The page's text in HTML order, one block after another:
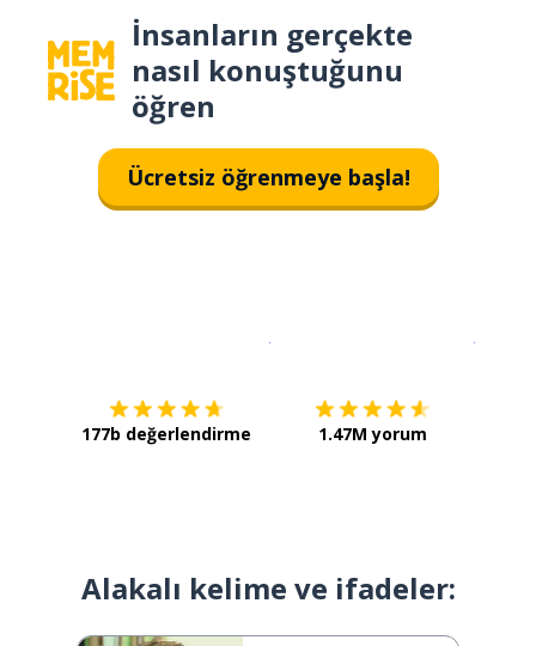
İnsanların gerçekte
nasıl konuştuğunu
öğren
Ücretsiz öğrenmeye başla!
177b değerlendirme 1.47M yorum
Alakalı kelime ve ifadeler: